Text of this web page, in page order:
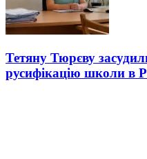
Тетяну Тюрєву
русифікацію школи в